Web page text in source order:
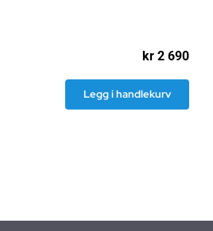
kr 2 690
Legg i handlekurv